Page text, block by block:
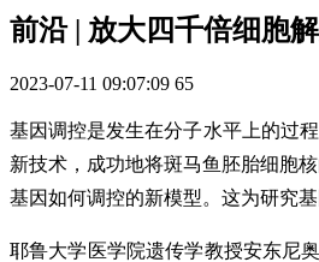
前沿 | 放大四千倍细胞
2023-07-11 09:07:09 65
基因调控是发生在分子水平上的过
新技术，成功地将斑马鱼胚胎细胞
基因如何调控的新模型。这为研究
耶鲁大学医学院遗传学教授安东尼